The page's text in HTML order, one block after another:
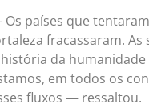
países que
fracassaram.
da
em todos os
fluxos — ressaltou.